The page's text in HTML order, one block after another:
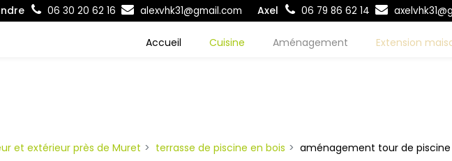
06 30 20 62 16 alexvhk31@gmail.com Axel 06 79 86 62 14
Accueil Cuisine Aménagement Extension
et extérieur près de Muret terrasse de piscine en bois aménagement tour de